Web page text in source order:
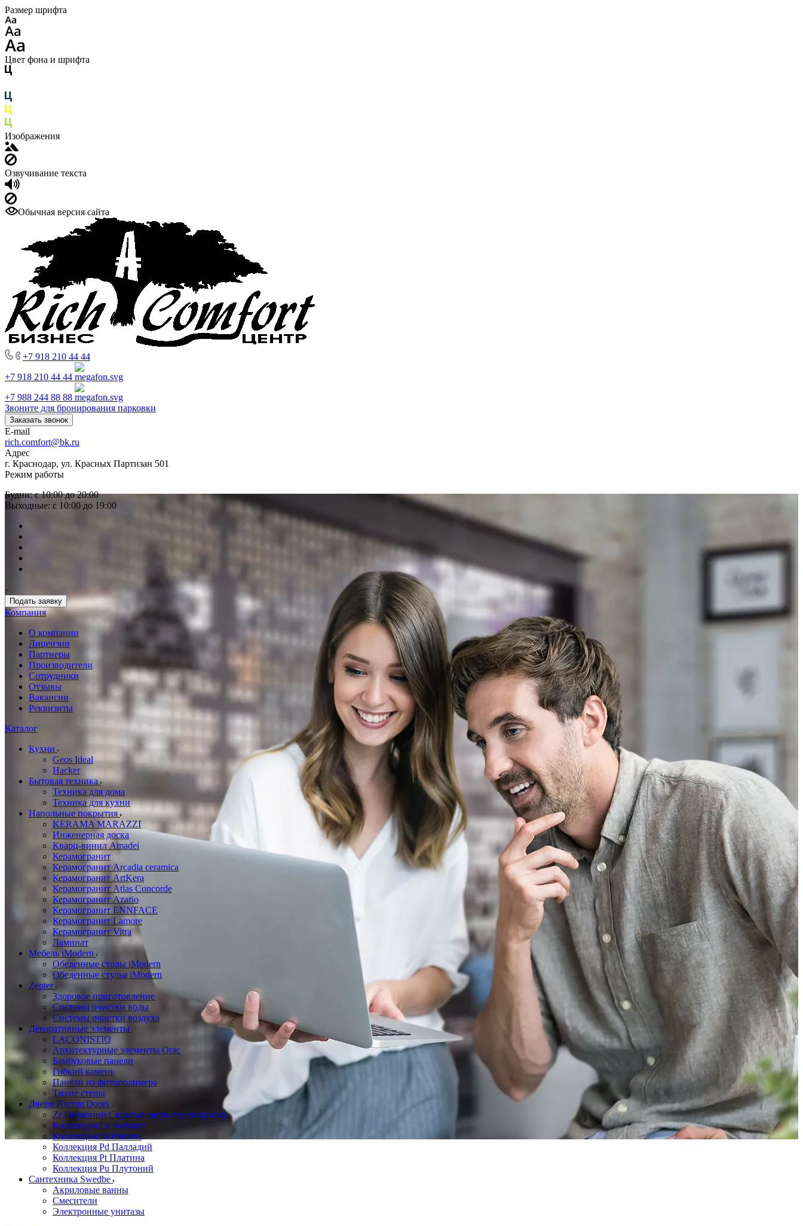
Размер шрифта
Цвет фона и шрифта
Изображения
Озвучивание текста
Обычная версия сайта
+7 918 210 44 44
+7 918 210 44 44
+7 988 244 88 88
Звоните для бронирования парковки
Заказать звонок
E-mail
rich.comfort@bk.ru
Адрес
г. Краснодар, ул. Красных Партизан 501
Режим работы
Будни: с 10:00 до 20:00
Выходные: с 10:00 до 19:00
Подать заявку
Компания
О компании
Лицензии
Партнеры
Производители
Сотрудники
Отзывы
Вакансии
Реквизиты
Каталог
Кухни
Geos Ideal
Hacker
Бытовая техника
Техника для дома
Техника для кухни
Напольные покрытия
KERAMA MARAZZI
Инженерная доска
Кварц-винил Amadei
Керамогранит
Керамогранит Arcadia ceramica
Керамогранит ArtKera
Керамогранит Atlas Concorde
Керамогранит Azario
Керамогранит ENNFACE
Керамогранит Lamore
Керамогранит Vitra
Ламинат
Мебель iModern
Обеденные столы iModern
Обеденные стулья iModern
Zepter
Здоровое приготовление
Системы очистки воды
Системы очистки воздуха
Декоративные элементы
LACONISTIQ
Архитектурные элементы Orac
Бамбуковые панели
Гибкий камень
Панели из фитополимера
Тихие стены
Двери Aurum Doors
Zr Цирконий Скрытая дверь под покраску
Коллекция Co Кобальт
Коллекция Ni Никель
Коллекция Pd Палладий
Коллекция Pt Платина
Коллекция Pu Плутоний
Сантехника Swedbe
Акриловые ванны
Смесители
Электронные унитазы